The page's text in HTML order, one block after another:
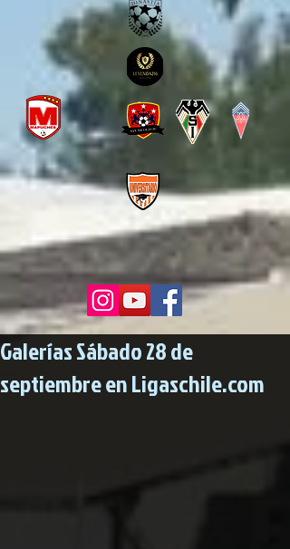
Galerías Sábado 28 de
septiembre en Ligaschile.com